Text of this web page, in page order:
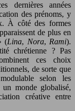
dernières années
des prénoms, y
À côté des formes
de plus en
(Lina, Nora,Rami).
chrétienne ? Pas
ces choix
de sorte que
selon les
monde globalisé,
créative entre